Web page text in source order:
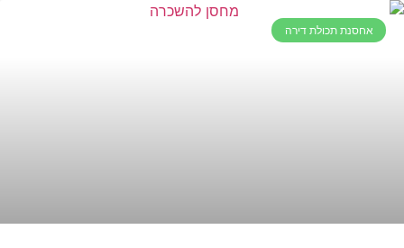
אחסנת תכולת דירה